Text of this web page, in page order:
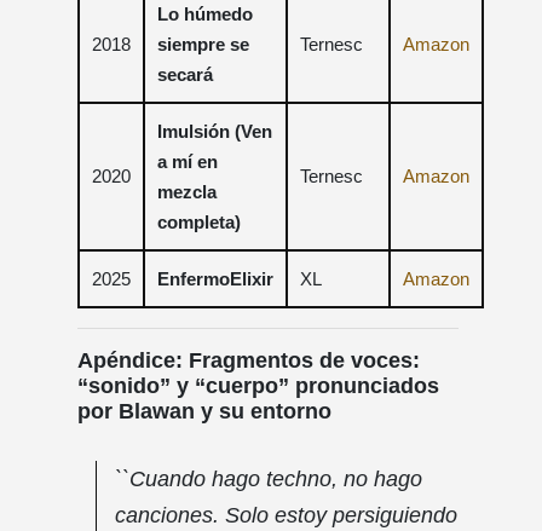
2018
Lo húmedo
siempre se
secará
Ternesc Amazon
2020
Imulsión (Ven
a mí en
mezcla
completa)
Ternesc Amazon
2025 EnfermoElixir XL Amazon
Apéndice: Fragmentos de voces:
“sonido” y “cuerpo” pronunciados
por Blawan y su entorno
``Cuando hago techno, no hago
canciones. Solo estoy persiguiendo